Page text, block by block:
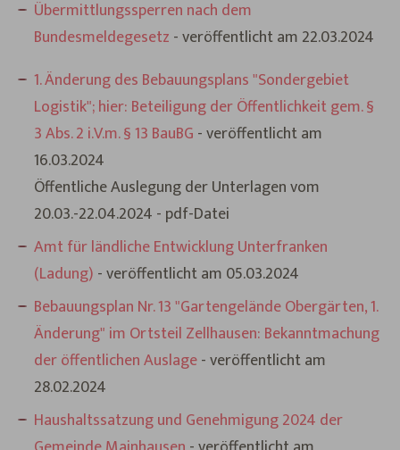
Übermittlungssperren nach dem
Bundesmeldegesetz - veröffentlicht am 22.03.2024
1. Änderung des Bebauungsplans "Sondergebiet
Logistik"; hier: Beteiligung der Öffentlichkeit gem. §
3 Abs. 2 i.V.m. § 13 BauBG - veröffentlicht am
16.03.2024
Öffentliche Auslegung der Unterlagen vom
20.03.-22.04.2024 - pdf-Datei
Amt für ländliche Entwicklung Unterfranken
(Ladung) - veröffentlicht am 05.03.2024
Bebauungsplan Nr. 13 "Gartengelände Obergärten, 1.
Änderung" im Ortsteil Zellhausen: Bekanntmachung
der öffentlichen Auslage- veröffentlicht am
28.02.2024
Haushaltssatzung und Genehmigung 2024 der